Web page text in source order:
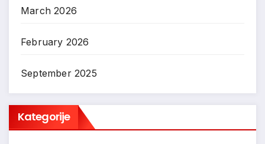
March 2026
February 2026
September 2025
Kategorije